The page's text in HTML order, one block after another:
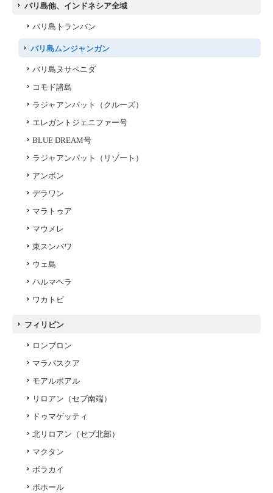
バリ島他、インドネシア全域
バリ島トランバン
バリ島ムンジャンガン
バリ島ヌサペニダ
コモド諸島
ラジャアンパット（クルーズ）
エレガントジェニファー号
BLUE DREAM号
ラジャアンパット（リゾート）
アンボン
デラワン
マラトゥア
マウメレ
東スンバワ
ウェ島
ハルマヘラ
ワカトビ
フィリピン
ロンブロン
マラパスクア
モアルボアル
リロアン（セブ南端）
ドゥマゲッティ
北リロアン（セブ北部）
マクタン
ボラカイ
ボホール